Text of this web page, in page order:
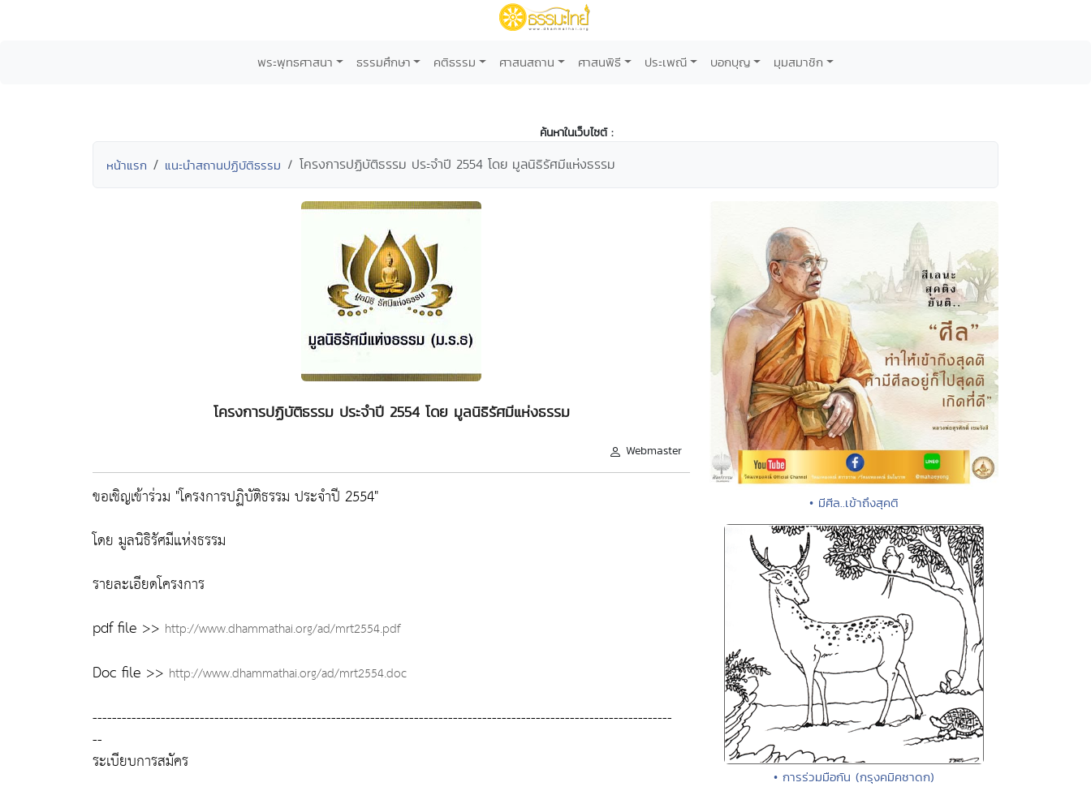
พระพุทธศาสนา ธรรมศึกษา คติธรรม ศาสนสถาน ศาสนพิธี ประเพณี บอกบุญ มุมสมาชิก
ค้นหาในเว็บไซต์ :
หน้าแรก แนะนำสถานปฏิบัติธรรม โครงการปฏิบัติธรรม ประจำปี 2554 โดย มูลนิธิรัศมีแห่งธรรม
โครงการปฏิบัติธรรม ประจำปี 2554 โดย มูลนิธิรัศมีแห่งธรรม
Webmaster
ขอเชิญเข้าร่วม "โครงการปฏิบัติธรรม ประจำปี 2554"
โดย มูลนิธิรัศมีแห่งธรรม
รายละเอียดโครงการ
pdf file >> http://www.dhammathai.org/ad/mrt2554.pdf
Doc file >> http://www.dhammathai.org/ad/mrt2554.doc
-----------------------------------------------------------------------------------------------------------------------
--
ระเบียบการสมัคร
• มีศีล..เข้าถึงสุคติ
• การร่วมมือกัน (กรุงคมิคชาดก)